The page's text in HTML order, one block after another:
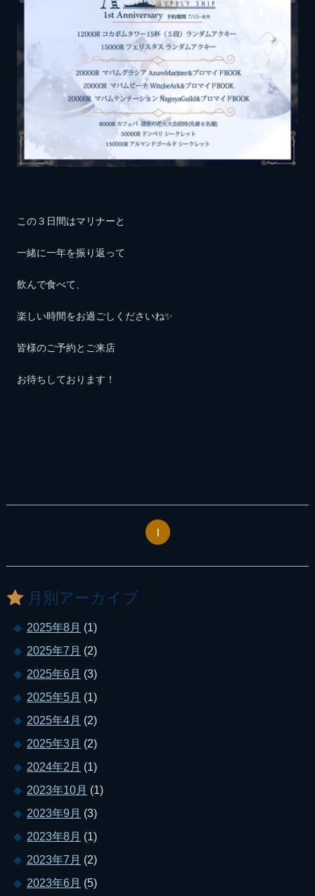
この３日間はマリナーと
一緒に一年を振り返って
飲んで食べて、
楽しい時間をお過ごしくださいね✨
皆様のご予約とご来店
お待ちしております！
1
月別アーカイブ
2025年8月 (1)
2025年7月 (2)
2025年6月 (3)
2025年5月 (1)
2025年4月 (2)
2025年3月 (2)
2024年2月 (1)
2023年10月 (1)
2023年9月 (3)
2023年8月 (1)
2023年7月 (2)
2023年6月 (5)